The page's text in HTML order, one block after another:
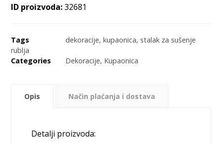
ID proizvoda:32681
Tags dekoracije,kupaonica, stalak za sušenje
rublja
Categories
Dekoracije, Kupaonica
Opis Način plaćanja i dostava
Detalji proizvoda: